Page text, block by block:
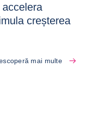
creșterea
mai multe